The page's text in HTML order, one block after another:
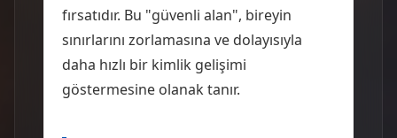
fırsatıdır. Bu "güvenli alan", bireyin
sınırlarını zorlamasına ve dolayısıyla
daha hızlı bir kimlik gelişimi
göstermesine olanak tanır.